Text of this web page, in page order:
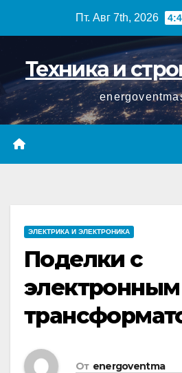
Пт. Авг 7th, 2026
Техника и
ЭЛЕКТРИКА И ЭЛЕКТРОНИКА
Поделки с
электронным
От energoventma